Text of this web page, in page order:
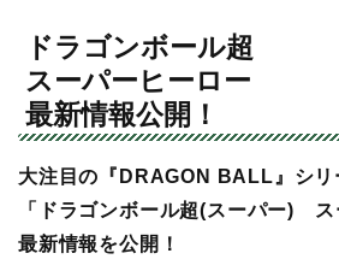
ドラゴンボール超
スーパーヒーロー
最新情報公開！
大注目の『DRAGON BALL』シリ
「ドラゴンボール超(スーパー)
最新情報を公開！